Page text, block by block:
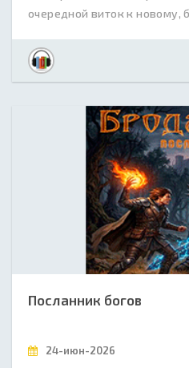
очередной виток к новому,
Посланник богов
24-июн-2026